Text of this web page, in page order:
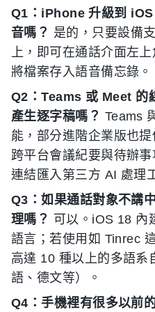
Q1：iPhone 升級到
音嗎？ 是的，只要設備
上，即可在通話介面左
將檔案存入語音備忘錄。
Q2：Teams 或 Meet 的
產生逐字稿嗎？ Teams
能，部分進階企業版也
跨平台會議紀要與待辦
連結匯入第三方 AI 處理
Q3：如果通話對象不講
理嗎？ 可以。iOS 18 內
語言；若使用如 Tinrec
高達 10 種以上的多語系
語、德文等）。
Q4：手機裡有很多以前